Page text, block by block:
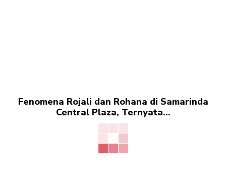
Fenomena Rojali dan Rohana di Samarinda
Central Plaza, Ternyata…